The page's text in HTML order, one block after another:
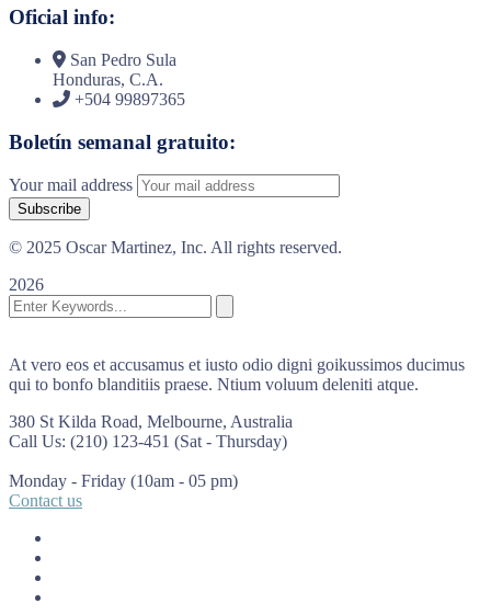
Oficial info:
San Pedro Sula
Honduras, C.A.
+504 99897365
Boletín semanal gratuito:
Your mail address
© 2025 Oscar Martinez, Inc. All rights reserved.
2026
At vero eos et accusamus et iusto odio digni goikussimos ducimus
qui to bonfo blanditiis praese. Ntium voluum deleniti atque.
380 St Kilda Road, Melbourne, Australia
Call Us: (210) 123-451 (Sat - Thursday)
Monday - Friday (10am - 05 pm)
Contact us